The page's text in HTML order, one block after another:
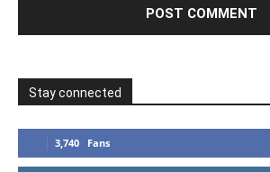
Stay connected
3,740 Fans